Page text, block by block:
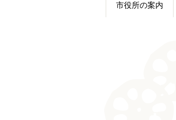
市役所の案内